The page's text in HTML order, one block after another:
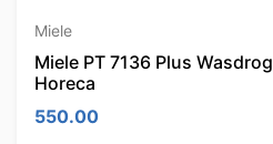
Miele
Miele PT 7136 Plus
Horeca
550.00